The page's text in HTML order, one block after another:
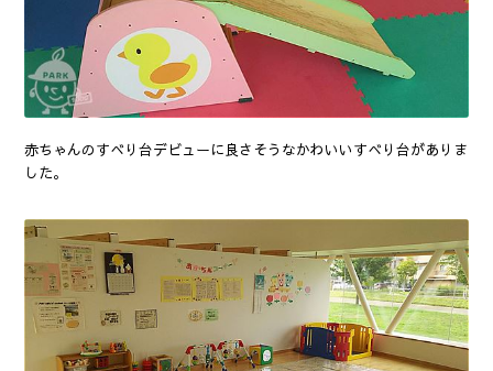
赤ちゃんのすべり台デビューに良さそうなかわいいすべり台がありま
した。